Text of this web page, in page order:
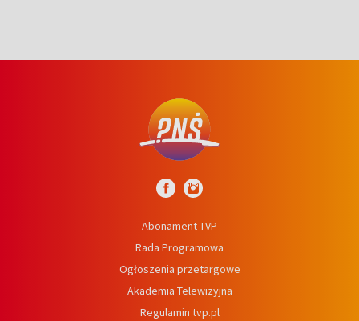
Abonament TVP
Rada Programowa
Ogłoszenia przetargowe
Akademia Telewizyjna
Regulamin tvp.pl